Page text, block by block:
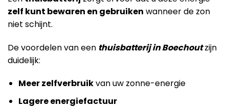
zelf kunt bewaren en gebruiken wanneer de zon
niet schijnt.
De voordelen van een thuisbatterij in Boechoutzijn
duidelijk:
Meer zelfverbruikvan uw zonne-energie
Lagere energiefactuur